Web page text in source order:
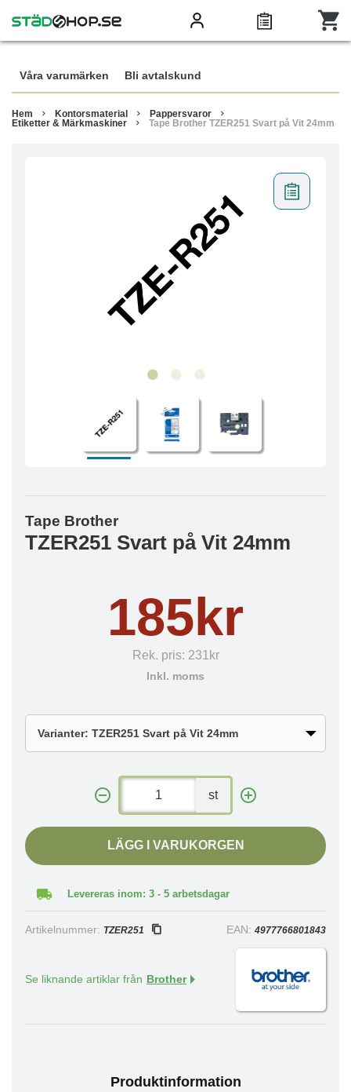
Våra varumärken Bli avtalskund
Hem Kontorsmaterial
Pappersvaror
Etiketter & Märkmaskiner
Tape Brother TZER251 Svart på Vit 24mm
Tape Brother
TZER251 Svart på Vit 24mm
185kr
Rek. pris: 231kr
Inkl. moms
st
LÄGG I VARUKORGEN
Levereras inom: 3 - 5 arbetsdagar
Artikelnummer: TZER251 EAN: 4977766801843
Se liknande artiklar från Brother
Produktinformation